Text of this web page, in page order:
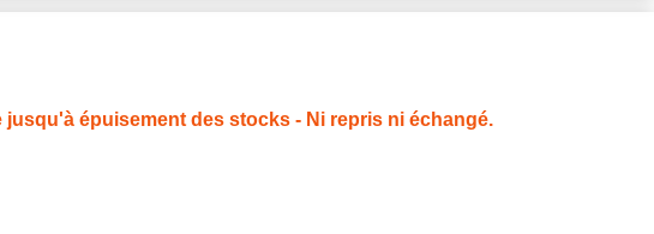
épuisement des stocks - Ni repris ni échangé.